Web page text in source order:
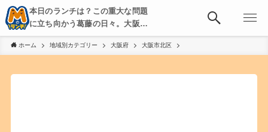
本日のランチは？この重大な問題
に立ち向かう葛藤の日々。大阪・
京都・神戸を中心とした食べ歩
き、飲み歩きを綴る。
ホーム 地域別カテゴリー 大阪府 大阪市北区